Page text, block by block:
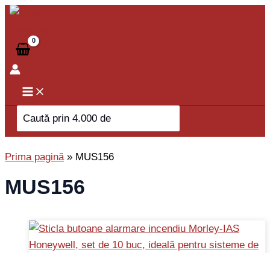
Skip
content
Search
for:
Prima pagină» MUS156
MUS156